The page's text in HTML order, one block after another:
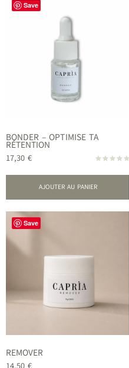
Save
BONDER – OPTIMISE TA
RÉTENTION
5.00
17,30 €
AJOUTER AU PANIER
Save
REMOVER